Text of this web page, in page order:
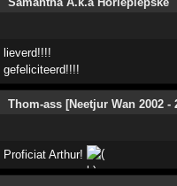
lieverd!!!!
gefeliciteerd!!!!
Thom-ass [Neetjur Wan 2002 -
Proficiat Arthur!